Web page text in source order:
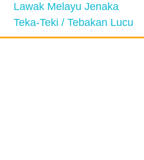
Lawak Melayu Jenaka
Teka-Teki / Tebakan Lucu